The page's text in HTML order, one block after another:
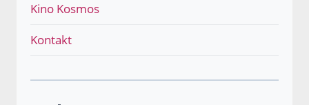
Kino Kosmos
Kontakt